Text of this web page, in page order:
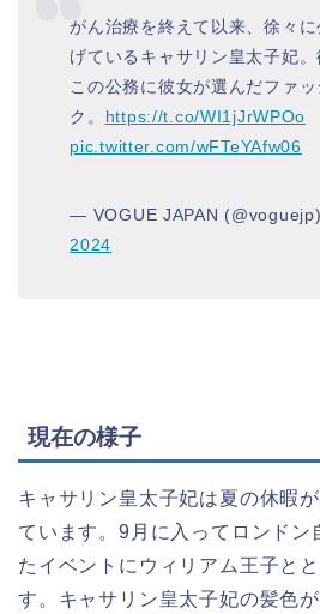
がん治療を終えて以来、徐々
げているキャサリン皇太子妃
この公務に彼女が選んだファ
ク。 https://t.co/WI1jJrWPOo
pic.twitter.com/wFTeYAfw06
— VOGUE JAPAN (@voguejp)
2024
現在の様子
キャサリン皇太子妃は夏の休暇
ています。9月に入ってロンドン
たイベントにウィリアム王子と
す。キャサリン皇太子妃の髪色